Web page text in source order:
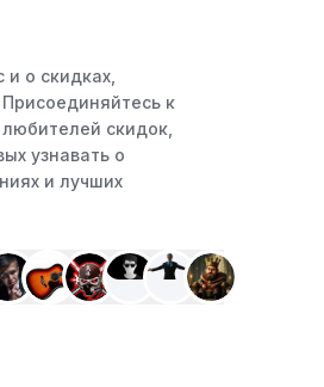
о скидках,
к
скидок,
узнавать о
и лучших